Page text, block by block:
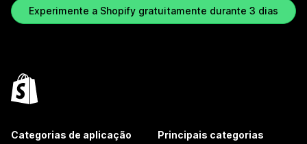
Experimente a Shopify gratuitamente durante 3 dias
Categorias de aplicação Principais categorias